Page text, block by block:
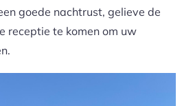
goede nachtrust, gelieve de
receptie te komen om uw